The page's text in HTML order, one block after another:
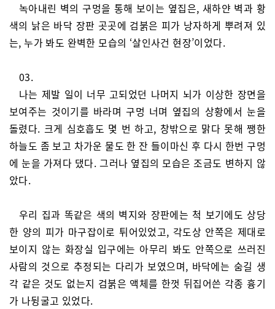
녹아내린 벽의 구멍을 통해 보이는 옆집은, 새하얀 벽과 황
색의 낡은 바닥 장판 곳곳에 검붉은 피가 낭자하게 뿌려져 있
는, 누가 봐도 완벽한 모습의 ‘살인사건 현장’이었다.
03.
나는 제발 일이 너무 고되었던 나머지 뇌가 이상한 장면을
보여주는 것이기를 바라며 구멍 너며 옆집의 상황에서 눈을
돌렸다. 크게 심호흡도 몇 번 하고, 창밖으로 맑다 못해 쨍한
하늘도 좀 보고 차가운 물도 한 잔 들이마신 후 다시 한번 구멍
에 눈을 가져다 댔다. 그러나 옆집의 모습은 조금도 변하지 않
았다.
우리 집과 똑같은 색의 벽지와 장판에는 척 보기에도 상당
한 양의 피가 마구잡이로 튀어있었고, 각도상 안쪽은 제대로
보이지 않는 화장실 입구에는 아무리 봐도 안쪽으로 쓰러진
사람의 것으로 추정되는 다리가 보였으며, 바닥에는 숨길 생
각 같은 것도 없는지 검붉은 액체를 한껏 뒤집어쓴 각종 흉기
가 나뒹굴고 있었다.